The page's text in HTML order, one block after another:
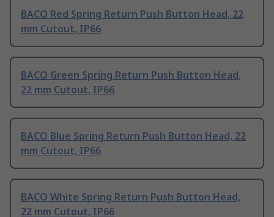
BACO Red Spring Return Push Button Head, 22
mm Cutout, IP66
BACO Green Spring Return Push Button Head,
22 mm Cutout, IP66
BACO Blue Spring Return Push Button Head, 22
mm Cutout, IP66
BACO White Spring Return Push Button Head,
22 mm Cutout, IP66